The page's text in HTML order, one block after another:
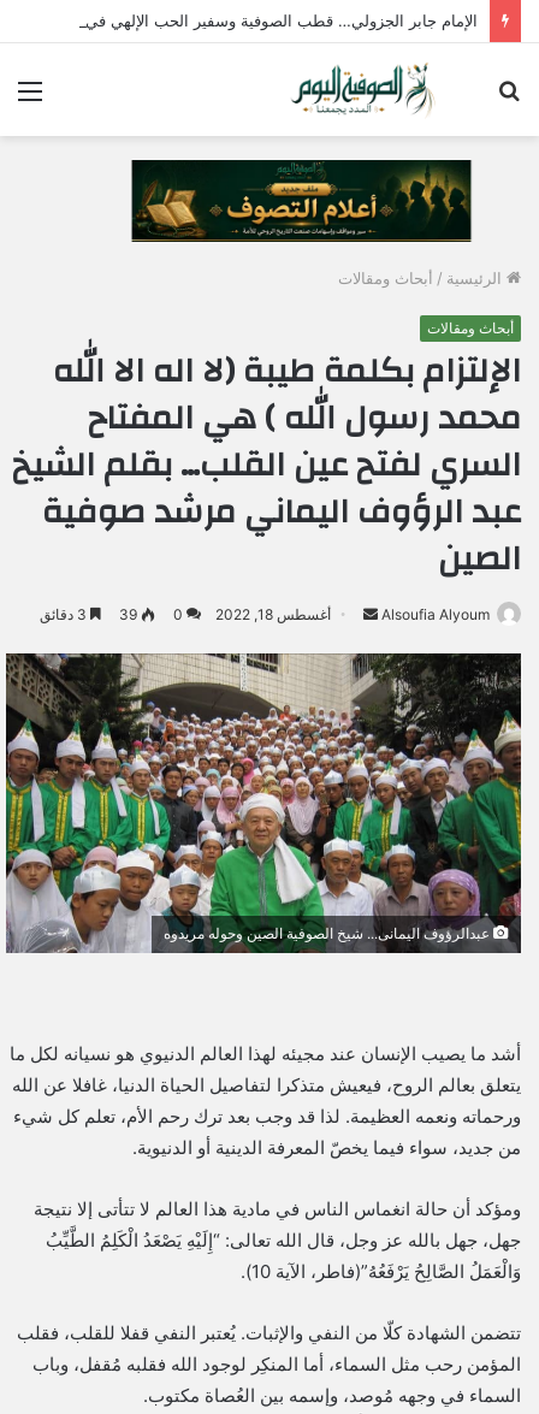
الإمام جابر الجزولي… قطب الصوفية وسفير الحب الإلهي في مصر
الرئيسية / أبحاث ومقالات
أبحاث ومقالات
الإلتزام بكلمة طيبة (لا اله الا الله
محمد رسول الله ) هي المفتاح
السري لفتح عين القلب… بقلم الشيخ
عبد الرؤوف اليماني مرشد صوفية
الصين
Alsoufia Alyoum
س
ل
ب
ر
ي
د
ا
إ
ل
ك
أغسطس 18, 2022 0
39
عبدالرؤوف اليمانى... شيخ الصوفية الصين وحوله مريدوه
أشد ما يصيب الإنسان عند مجيئه لهذا العالم الدنيوي هو نسيانه لكل ما
يتعلق بعالم الروح، فيعيش متذكرا لتفاصيل الحياة الدنيا، غافلا عن الله
ورحماته ونعمه العظيمة. لذا قد وجب بعد ترك رحم الأم، تعلم كل شيء
من جديد، سواء فيما يخصّ المعرفة الدينية أو الدنيوية.
ومؤكد أن حالة انغماس الناس في مادية هذا العالم لا تتأتى إلا نتيجة
جهل، جهل بالله عز وجل، قال الله تعالى: “إِلَيْهِ يَصْعَدُ الْكَلِمُ الطَّيِّبُ
وَالْعَمَلُ الصَّالِحُ يَرْفَعُهُ”(فاطر، الآية 10).
تتضمن الشهادة كلّا من النفي والإثبات. يُعتبر النفي قفلا للقلب، فقلب
المؤمن رحب مثل السماء، أما المنكِر لوجود الله فقلبه مُقفل، وباب
السماء في وجهه مُوصد، وإسمه بين العُصاة مكتوب.